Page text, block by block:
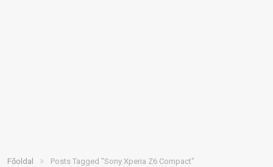
Főoldal » Posts Tagged "Sony Xperia Z6 Compact"